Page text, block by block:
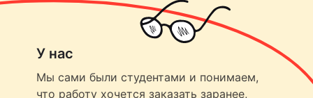
У нас
Мы сами были студентами и понимаем,
что работу хочется заказать заранее,